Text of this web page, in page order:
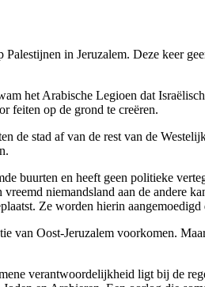
in Jeruzalem. Deze keer
het Arabische Legioen dat
feiten op de grond te creëren.
stad af van de rest van de
buurten en heeft geen politieke
niemandsland aan de andere
Ze worden hierin
van Oost-Jeruzalem voorkomen.
verantwoordelijkheid ligt bij de